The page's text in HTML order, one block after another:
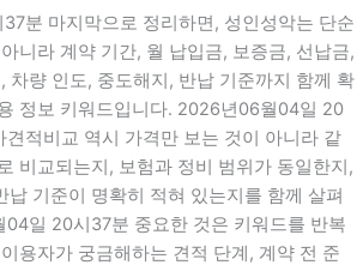
분 마지막으로 정리하면, 성인성악는 단순
니라 계약 기간, 월 납입금, 보증금, 선납금,
차량 인도, 중도해지, 반납 기준까지 함께 확
정보 키워드입니다. 2026년06월04일 20
적비교 역시 가격만 보는 것이 아니라 같
비교되는지, 보험과 정비 범위가 동일한지,
납 기준이 명확히 적혀 있는지를 함께 살펴
일 20시37분 중요한 것은 키워드를 반복
용자가 궁금해하는 견적 단계, 계약 전 준